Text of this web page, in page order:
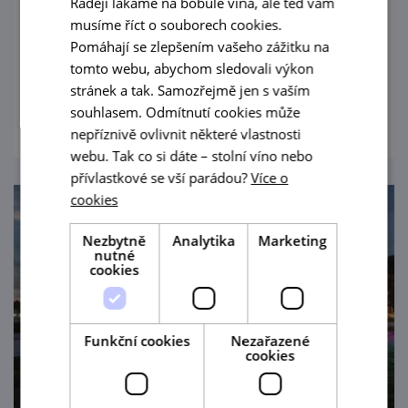
Brněnská opera vstupuje do nové sezony s
pestrým programem, který potěší milovníky
klasiky i rodiny s dětmi.
prohlédnout
musíme říct o souborech cookies.
Pomáhají se zlepšením vašeho zážitku na
tomto webu, abychom sledovali výkon
stránek a tak. Samozřejmě jen s vaším
souhlasem. Odmítnutí cookies může
nepříznivě ovlivnit některé vlastnosti
webu. Tak co si dáte – stolní víno nebo
přívlastkové se vší parádou?Více o
cookies
Nezbytně
nutné
cookies
Analytika Marketing
Funkční cookies
Nezařazené
cookies